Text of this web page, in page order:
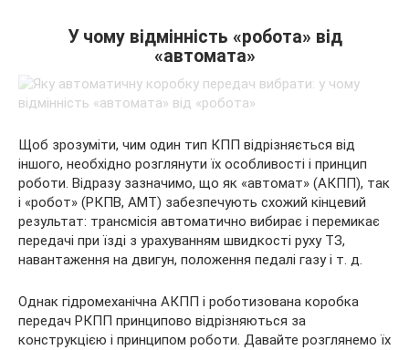
У чому відмінність «робота» від
«автомата»
Щоб зрозуміти, чим один тип КПП відрізняється від
іншого, необхідно розглянути їх особливості і принцип
роботи. Відразу зазначимо, що як «автомат» (АКПП), так
і «робот» (РКПВ, АМТ) забезпечують схожий кінцевий
результат: трансмісія автоматично вибирає і перемикає
передачі при їзді з урахуванням швидкості руху ТЗ,
навантаження на двигун, положення педалі газу і т. д.
Однак гідромеханічна АКПП і роботизована коробка
передач РКПП принципово відрізняються за
конструкцією і принципом роботи. Давайте розглянемо їх